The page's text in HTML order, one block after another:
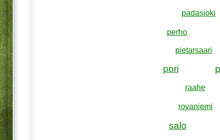
padasjoki
perho
pietarsaari
pori
raahe
rovaniemi
salo